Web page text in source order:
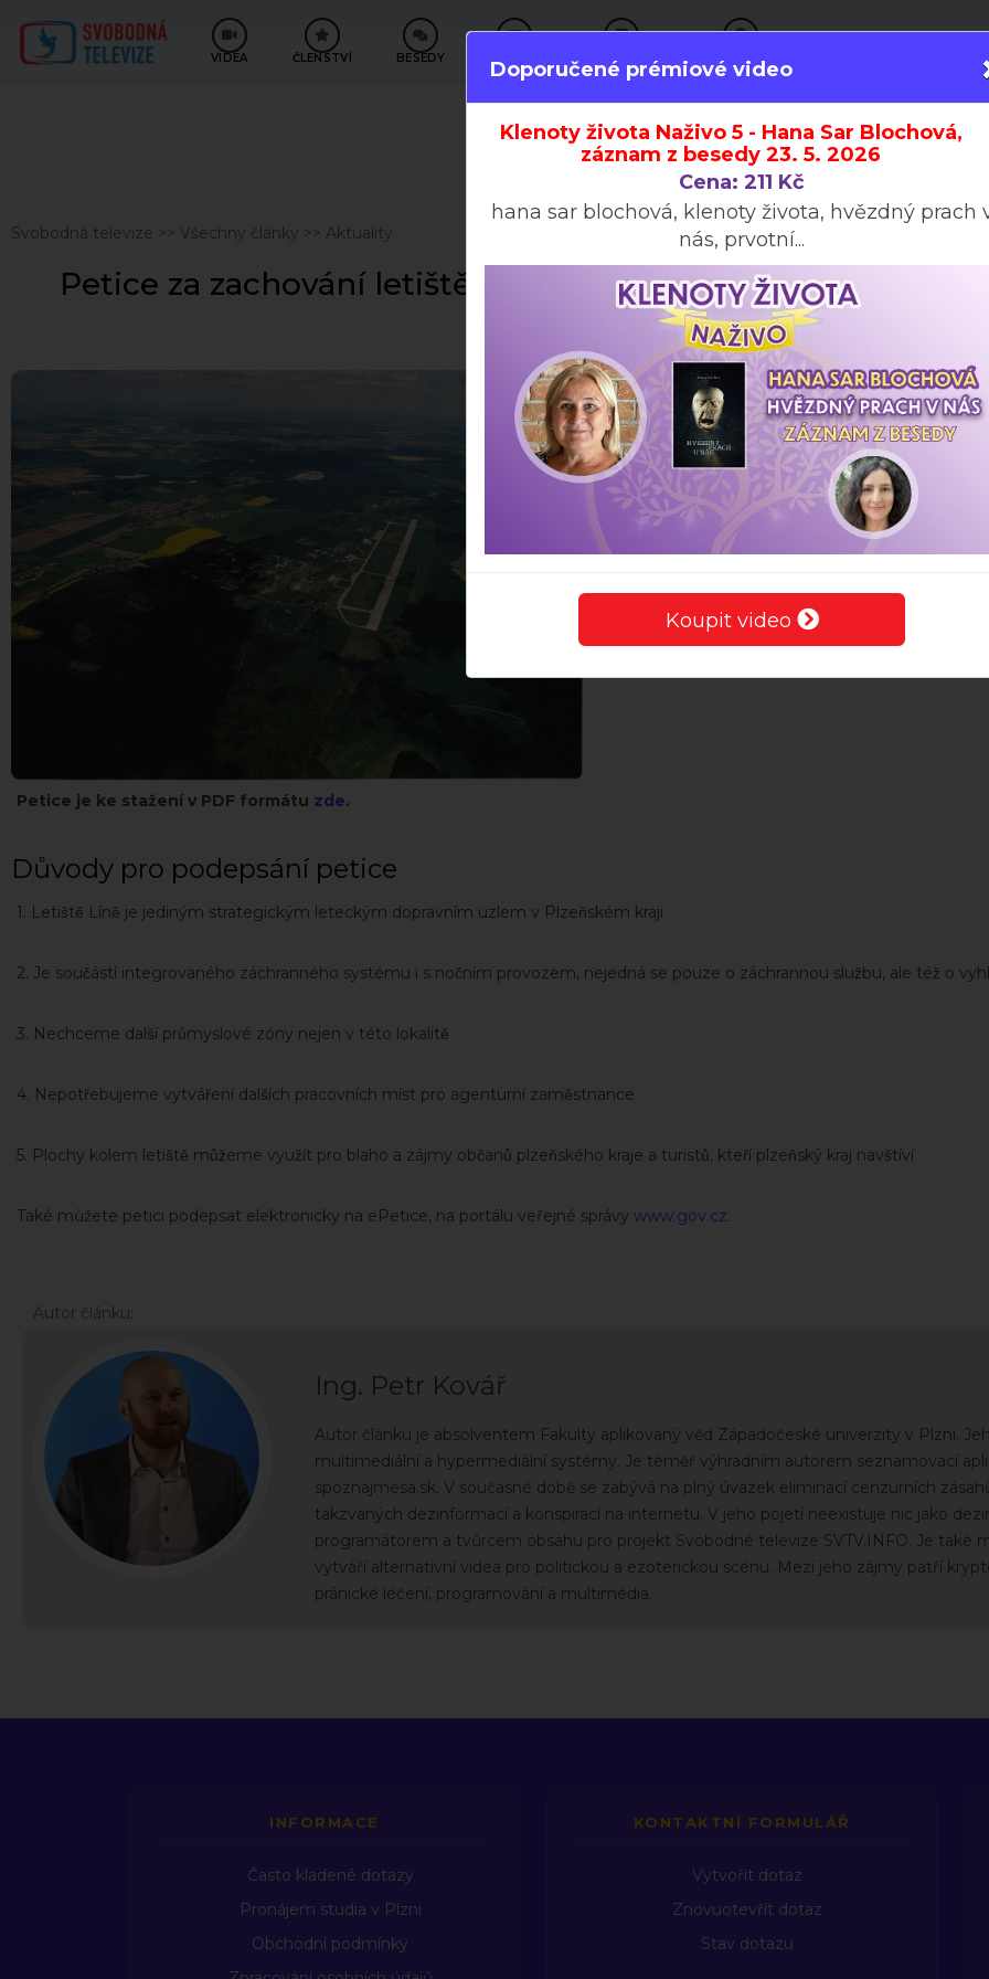
VIDEA ČLENSTVÍ BESEDY
Videa Členství Besedy Audioknihy
Aktuality Připravujeme
Svobodná televize >> Všechny články >> Aktuality
Petice za zachování letiště Líně a zastavení plánované
lokalitě
15.prosinec 2022
Prosíme diváky SVTV.INFO o vytištění petice
sebrání co největšího počtu podpisů. Pro sběr
kontaktujte na telefonním čísle
Petice je ke stažení v PDF formátu zde.
Důvody pro podepsání petice
1. Letiště Líně je jediným strategickým leteckým dopravním uzlem v Plzeňském kraji
2. Je součástí integrovaného záchranného systému i s nočním provozem, nejedná se pouze o záchrannou službu, ale též o
3. Nechceme další průmyslové zóny nejen v této lokalitě
4. Nepotřebujeme vytváření dalších pracovních míst pro agenturní zaměstnance
5. Plochy kolem letiště můžeme využít pro blaho a zájmy občanů plzeňského kraje a turistů, kteří plzeňský kraj navštíví
Také můžete petici podepsat elektronicky na ePetice, na portálu veřejné správy www.gov.cz.
Autor článku:
Ing. Petr Kovář
Autor článku je absolventem Fakulty aplikovaný věd Západočeské univerzity v Plzni.
multimediální a hypermediální systémy. Je téměř výhradním autorem seznamovací
spoznajmesa.sk. V současné době se zabývá na plný úvazek eliminací cenzurních
takzvaných dezinformací a konspirací na internetu. V jeho pojetí neexistuje nic jako
programátorem a tvůrcem obsahu pro projekt Svobodné televize SVTV.INFO. Je také
vytváří alternativní videa pro politickou a ezoterickou scénu. Mezi jeho zájmy patří
pránické léčení, programování a multimédia.
INFORMACE
Často kladené dotazy
Pronájem studia v Plzni
Obchodní podmínky
KONTAKTNÍ FORMULÁŘ
Vytvořit dotaz
Znovuotevřít dotaz
Stav dotazu
Doporučené prémiové video
Klenoty života Naživo 5 - Hana Sar Blochová,
záznam z besedy 23. 5. 2026
Cena: 211 Kč
hana sar blochová, klenoty života, hvězdný prach
nás, prvotní...
Koupit video